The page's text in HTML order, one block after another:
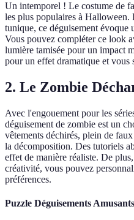
Un intemporel ! Le costume de
les plus populaires à
tunique, ce déguisement évoque
Vous pouvez compléter ce look
lumière tamisée pour un impact
pour un effet dramatique et vous
2. Le Zombie
Avec l'engouement pour les
déguisement de zombie est un
vêtements déchirés, plein de
la décomposition. Des tutoriels
effet de manière réaliste. De
créativité, vous pouvez
préférences.
Puzzle Déguisements